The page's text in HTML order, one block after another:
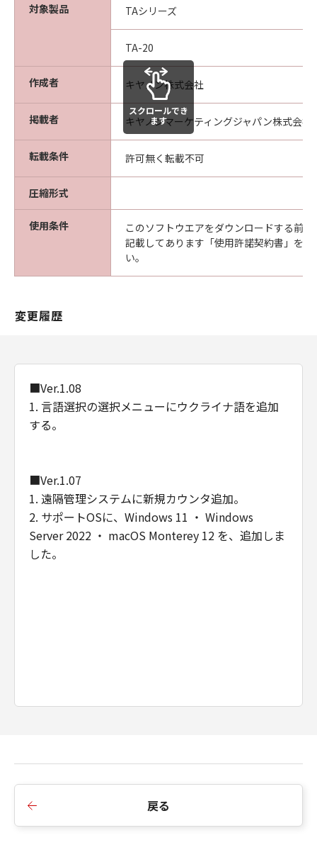
権限及び所有権は、その内容によりキヤノ
「許諾ソフトウエア」が、CD-ROM等の記
憶媒体に格納されて提供されている場合、
キヤノンは、お客様が「許諾ソフトウエ
ア」を購入した日から90日の間、「許諾ソ
フトウエア」が格納されている記憶媒体
（以下「メディア」と言います）に物理的
な欠陥がないことを保証します。当該保証
期間中に「メディア」に物理的な欠陥が発
見された場合には、キヤノンは、「メディ
ア」を交換いたします。
状態で使用許諾されます。キヤノン、キヤノン
特定の目的への適合性の保証を含め、いかなる
保証も、明示たると黙示たるとを問わず一切し
ないものとします。
(2) キヤノン、キヤノンの関連会社、それらの販
（逸失利益及びその他の派生的または付随的な
損害を含むがこれらに限定されない）につい
て、一切の責任を負わないものとします。例
え、キヤノン、キヤノンの関連会社、それらの
販売代理店及び販売店がかかる損害の可能性に
ついて知らされていた場合でも同様です。
一の救済です。
より必要な認可等を得ることなしに「本ソフト
(1) 本契約は、お客様が「本ソフトウエア」を
対象製品 TAシリーズ
TA-20
作成者 キヤノン株式会社
掲載者 キヤノンマーケティングジャパン株式会社
転載条件 許可無く転載不可
圧縮形式
使用条件
このソフトウエアをダウンロードする前
記載してあります「使用許諾契約書」を
い。
スクロールでき
ます
変更履歴
■Ver.1.08
1. 言語選択の選択メニューにウクライナ語を追加
する。
■Ver.1.07
1. 遠隔管理システムに新規カウンタ追加。
2. サポートOSに、Windows 11 ・ Windows
Server 2022 ・ macOS Monterey 12 を、追加しま
した。
戻る